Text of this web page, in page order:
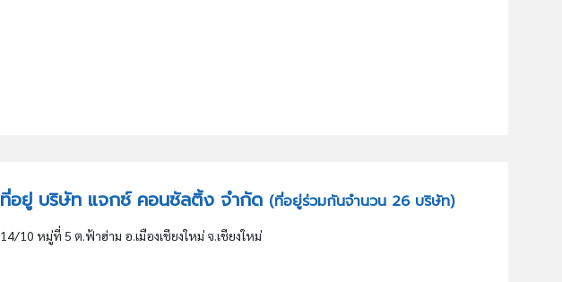
ที่อยู่ บริษัท แจกซ์ คอนซัลติ้ง จำกัด (ที่อยู่ร่วมกันจำนวน 26 บริษัท)
14/10 หมู่ที่ 5 ต.ฟ้าฮ่าม อ.เมืองเชียงใหม่ จ.เชียงใหม่